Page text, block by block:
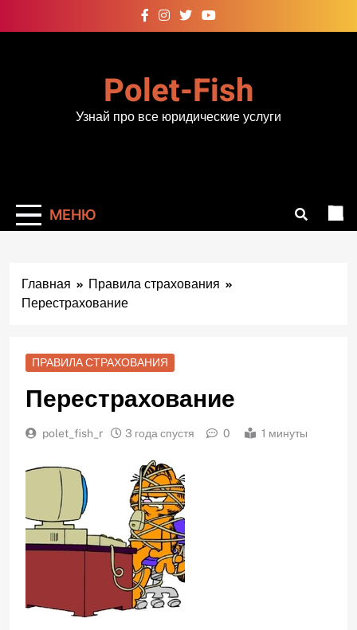
к
Polet-Fish
Узнай про все юридические услуги
МЕНЮ
Главная
Правила страхования
Перестрахование
ПРАВИЛА СТРАХОВАНИЯ
Перестрахование
polet_fish_r 3 года спустя 0 1 минуты